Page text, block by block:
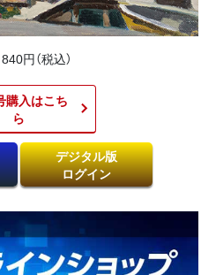
円（税込）
購入はこち
ら​
デジタル版
ログイン